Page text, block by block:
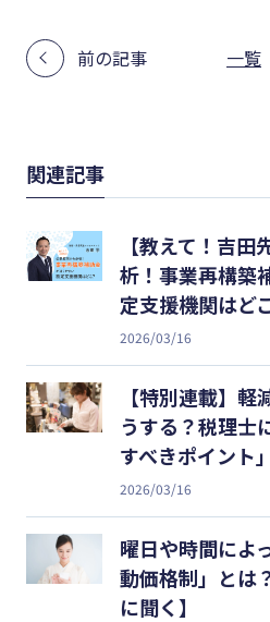
前の記事 一覧
関連記事
【教えて！吉
析！事業再構築
定支援機関はど
2026/03/16
【特別連載】
うする？税理士
すべきポイント
2026/03/16
曜日や時間によ
動価格制」とは
に聞く】